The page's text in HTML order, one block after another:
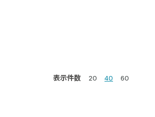
表示件数 20 40 60